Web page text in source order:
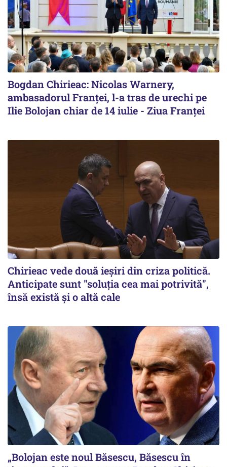
Bogdan Chirieac: Nicolas Warnery,
ambasadorul Franței, l-a tras de urechi pe
Ilie Bolojan chiar de 14 iulie - Ziua Franței
Chirieac vede două ieșiri din criza politică.
Anticipate sunt "soluția cea mai potrivită",
însă există și o altă cale
„Bolojan este noul Băsescu, Băsescu în